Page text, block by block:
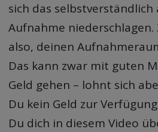
sich das selbstverständlich
Aufnahme niederschlagen.
also, deinen
Das kann zwar mit guten
Geld gehen – lohnt sich
Du kein Geld zur
Du dich in diesem Video